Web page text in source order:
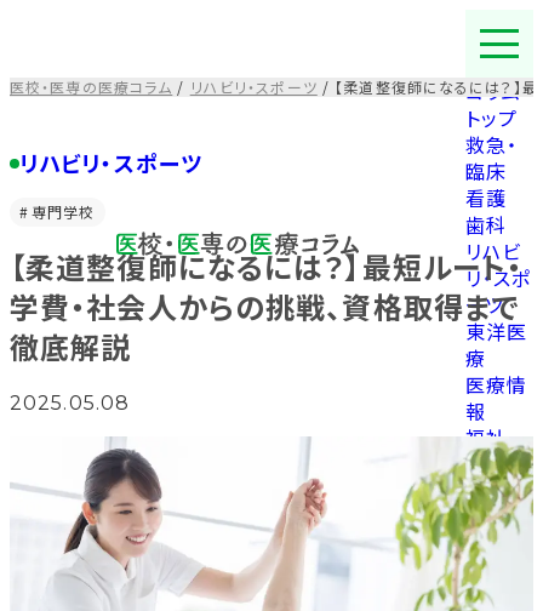
テ
ン
を
ス
キ
プ
す
る
コラム
トップ
救急・
臨床
看護
歯科
リハビ
リ・スポ
ーツ
東洋医
療
医療情
報
福祉
医校・医専の医療コラム / リハビリ・スポーツ / 【柔道整復師になるには？】
リハビリ・スポーツ
専門学校
【柔道整復師になるには？】最短ルート・
学費・社会人からの挑戦、資格取得まで
徹底解説
2025.05.08